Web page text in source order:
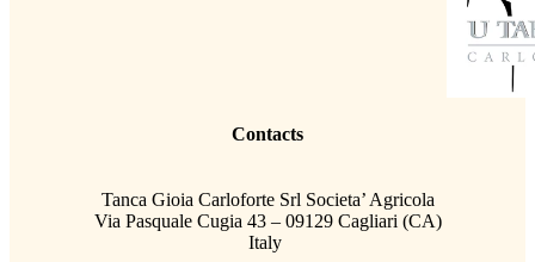
Contacts
Tanca Gioia Carloforte Srl Societa’ Agricola
Via Pasquale Cugia 43 – 09129 Cagliari (CA)
Italy